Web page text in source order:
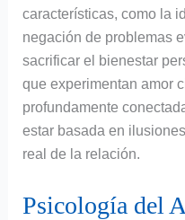
características, como la
negación de problemas
sacrificar el bienestar
que experimentan amor
profundamente
estar basada en
real de la relación.
Psicología del